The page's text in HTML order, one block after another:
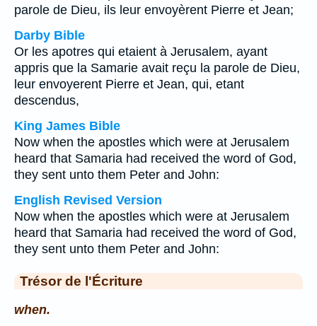
parole de Dieu, ils leur envoyèrent Pierre et Jean;
Darby Bible
Or les apotres qui etaient à Jerusalem, ayant
appris que la Samarie avait reçu la parole de Dieu,
leur envoyerent Pierre et Jean, qui, etant
descendus,
King James Bible
Now when the apostles which were at Jerusalem
heard that Samaria had received the word of God,
they sent unto them Peter and John:
English Revised Version
Now when the apostles which were at Jerusalem
heard that Samaria had received the word of God,
they sent unto them Peter and John:
Trésor de l'Écriture
when.